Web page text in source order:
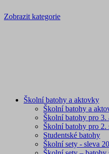
Zobrazit kategorie
Školní batohy a aktovky
Školní batohy a
Školní batohy pro 3.
Školní batohy pro 2.
Studentské batohy
Školní sety - sleva